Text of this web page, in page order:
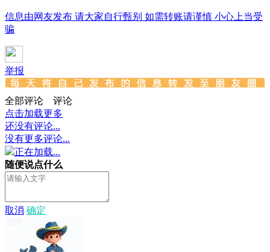
信息由网友发布 请大家自行甄别 如需转账请谨慎 小心上当受
骗
举报
全部评论
评论
点击加载更多
还没有评论...
没有更多评论...
正在加载...
随便说点什么
取消 确定